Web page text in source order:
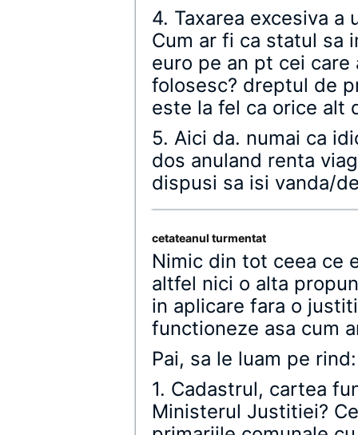
4. Taxarea excesiva
Cum ar fi ca statul sa
euro pe an pt cei
folosesc? dreptul de
este la fel ca orice alt
5. Aici da. numai ca
dos anuland renta
dispusi sa isi vanda/
cetateanul turmentat
Nimic din tot ceea ce
altfel nici o alta
in aplicare fara o
functioneze asa cum
Pai, sa le luam pe rind:
1. Cadastrul, cartea
Ministerul Justitiei?